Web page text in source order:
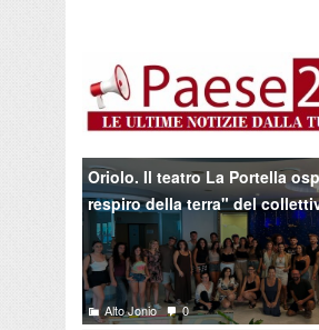
Oriolo. Il teatro La Portella
respiro della terra" del
Alto Jonio 0